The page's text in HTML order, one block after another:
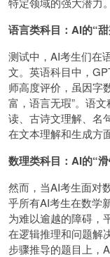
语言类科目：AI的“
测试中，AI考生们在
文。英语科目中，
师高度评价，虽因字
富，语言无瑕”。语
读、古诗文理解、名
在文本理解和生成方
数理类科目：AI的“
然而，当AI考生面对
乎所有AI考生在数学
为难以逾越的障碍，
在逻辑推理和问题解
步骤推导的题目上，